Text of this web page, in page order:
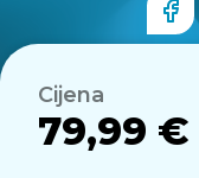
Cijena
79,99 €